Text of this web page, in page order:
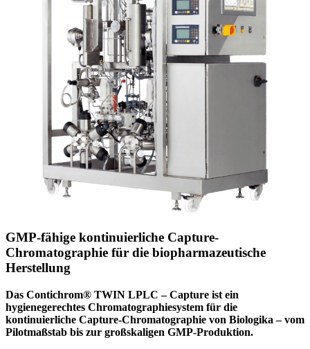
GMP-fähige kontinuierliche Capture-
Chromatographie für die biopharmazeutische
Herstellung
Das Contichrom® TWIN LPLC – Capture ist ein
hygienegerechtes Chromatographiesystem für die
kontinuierliche Capture-Chromatographie von Biologika – vom
Pilotmaßstab bis zur großskaligen GMP-Produktion.